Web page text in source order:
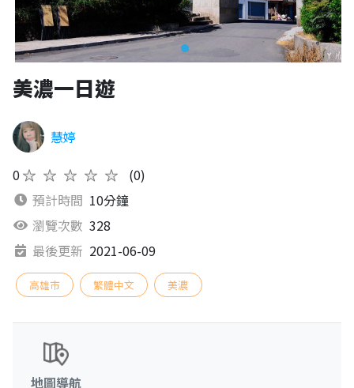
美濃一日遊
慧婷
0★★★★★
(0)
預計時間 10分鐘
瀏覽次數 328
最後更新 2021-06-09
高雄市 繁體中文 美濃
地圖導航